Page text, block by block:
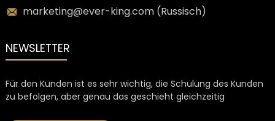
marketing@ever-king.com (Russisch)
NEWSLETTER
Für den Kunden ist es sehr wichtig, die Schulung des Kunden
zu befolgen, aber genau das geschieht gleichzeitig